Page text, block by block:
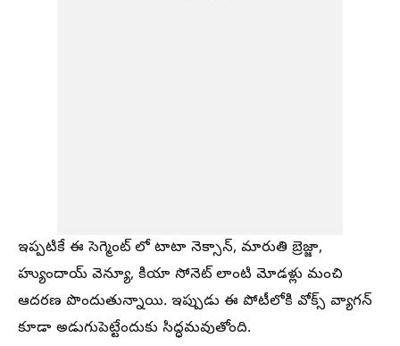
ఇప్పటికే ఈ సెగ్మెంట్ లో టాటా నెక్సాన్, మారుతి బ్రెజ్జా,
హ్యుందాయ్ వెన్యూ, కియా సోనెట్ లాంటి మోడళ్లు మంచి
ఆదరణ పొందుతున్నాయి. ఇప్పుడు ఈ పోటీలోకి వోక్స్‌ వ్యాగన్
కూడా అడుగుపెట్టేందుకు సిద్ధమవుతోంది.